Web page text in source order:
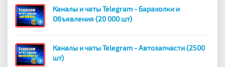
Каналы и чаты Telegram - Барахолки и
Объявления (20 000 шт)
Каналы и чаты Telegram - Автозапчасти (2500
шт)